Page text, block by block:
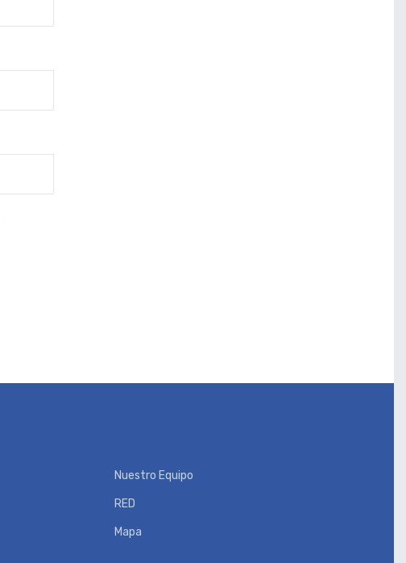
Nuestro Equipo
RED
Mapa